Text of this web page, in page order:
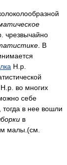
чрезвычайно
. В
Н.р.
во многих
себе
тогда в нее вошли
в
малы.(см.